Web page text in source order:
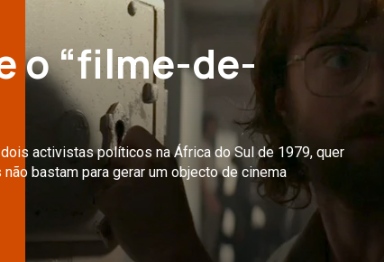
o “filme-de-
activistas políticos na África do Sul de 1979, quer
bastam para gerar um objecto de cinema